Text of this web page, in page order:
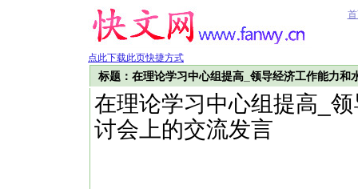
点此下载此页快捷方式
标题：在理论学习中心组提高_领导经济工作能力和
在理论学习中心组提高_
讨会上的交流发言